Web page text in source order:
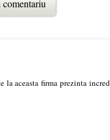
comentariu
aceasta firma prezinta